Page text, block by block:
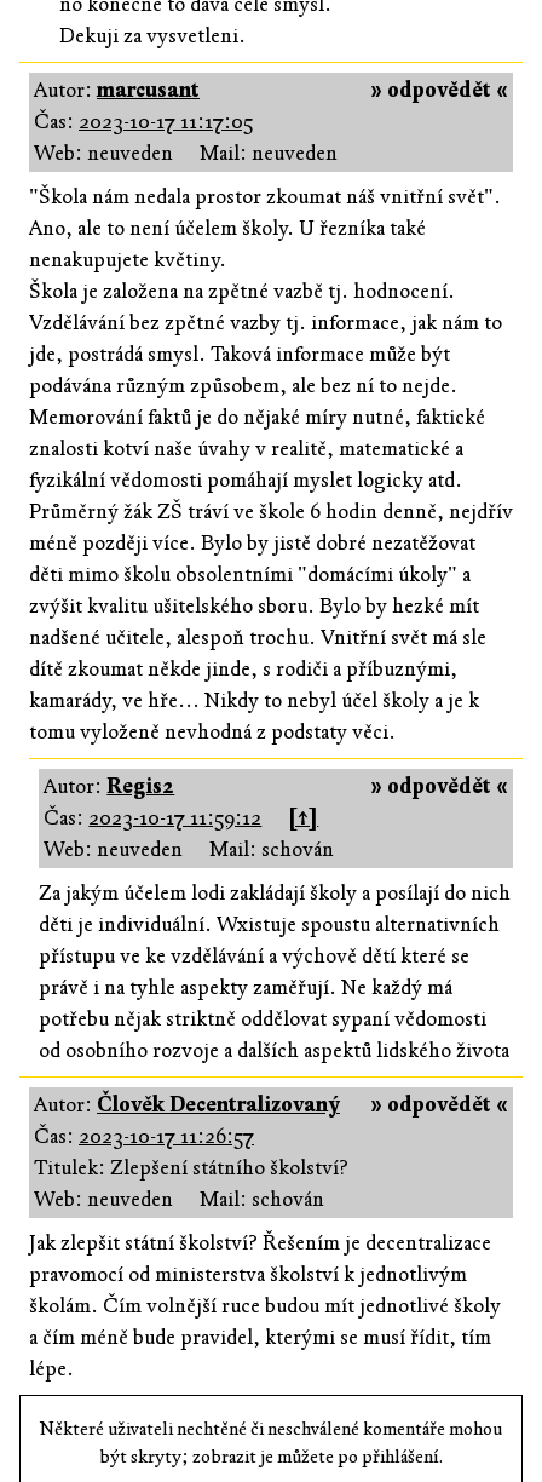
Dekuji za vysvetleni.
» odpovědět «
Autor:marcusant
Čas: 2023-10-17 11:17:05
Web: neuveden
Mail: neuveden
"Škola nám nedala prostor zkoumat náš vnitřní svět".
Ano, ale to není účelem školy. U řezníka také
nenakupujete květiny.
Škola je založena na zpětné vazbě tj. hodnocení.
Vzdělávání bez zpětné vazby tj. informace, jak nám to
jde, postrádá smysl. Taková informace může být
podávána různým způsobem, ale bez ní to nejde.
Memorování faktů je do nějaké míry nutné, faktické
znalosti kotví naše úvahy v realitě, matematické a
fyzikální vědomosti pomáhají myslet logicky atd.
Průměrný žák ZŠ tráví ve škole 6 hodin denně, nejdřív
méně později více. Bylo by jistě dobré nezatěžovat
děti mimo školu obsolentními "domácími úkoly" a
zvýšit kvalitu ušitelského sboru. Bylo by hezké mít
nadšené učitele, alespoň trochu. Vnitřní svět má sle
dítě zkoumat někde jinde, s rodiči a příbuznými,
kamarády, ve hře... Nikdy to nebyl účel školy a je k
tomu vyloženě nevhodná z podstaty věci.
» odpovědět «
Autor:Regis2
Čas: 2023-10-17 11:59:12
[↑]
Web: neuveden
Mail: schován
Za jakým účelem lodi zakládají školy a posílají do nich
děti je individuální. Wxistuje spoustu alternativních
přístupu ve ke vzdělávání a výchově dětí které se
právě i na tyhle aspekty zaměřují. Ne každý má
potřebu nějak striktně oddělovat sypaní vědomosti
od osobního rozvoje a dalších aspektů lidského života
» odpovědět «
Autor: Člověk Decentralizovaný
Čas: 2023-10-17 11:26:57
Titulek: Zlepšení státního školství?
Web: neuveden
Mail: schován
Jak zlepšit státní školství? Řešením je decentralizace
pravomocí od ministerstva školství k jednotlivým
školám. Čím volnější ruce budou mít jednotlivé školy
a čím méně bude pravidel, kterými se musí řídit, tím
lépe.
Některé uživateli nechtěné či neschválené komentáře mohou
být skryty; zobrazit je můžete po přihlášení.